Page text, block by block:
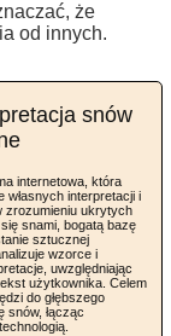
że
od innych.
snów
internetowa, która
własnych interpretacji i
zrozumieniu ukrytych
snami, bogatą bazę
sztucznej
wzorce i
uwzględniając
użytkownika. Celem
do głębszego
snów, łącząc